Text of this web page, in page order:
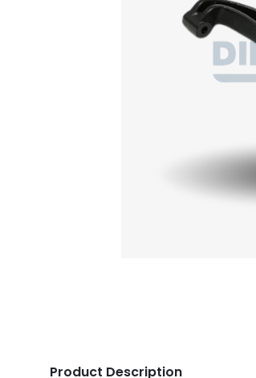
Product Description